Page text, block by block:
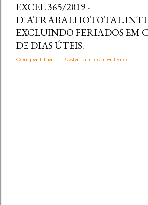
EXCEL 365/2019 -
EXCLUINDO FERIADOS EM
DE DIAS ÚTEIS.
Compartilhar Postar um comentário